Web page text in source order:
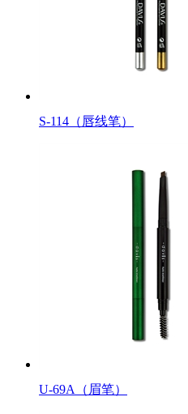
S-114（唇线笔）
U-69A（眉笔）